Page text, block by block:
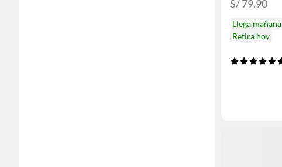
S/ 79.90
Llega mañana
Retira hoy